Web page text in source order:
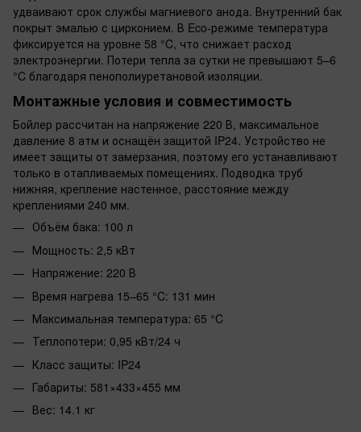
удваивают срок службы магниевого анода. Внутренний бак
покрыт эмалью с цирконием. В Eco-режиме температура
фиксируется на уровне 58 °C, что снижает расход
электроэнергии. Потери тепла за сутки не превышают 5–6
°C благодаря пенополиуретановой изоляции.
Монтажные условия и совместимость
Бойлер рассчитан на напряжение 220 В, максимальное
давление 8 атм и оснащён защитой IP24. Устройство не
имеет защиты от замерзания, поэтому его устанавливают
только в отапливаемых помещениях. Подводка труб
нижняя, крепление настенное, расстояние между
креплениями 240 мм.
Объём бака: 100 л
Мощность: 2,5 кВт
Напряжение: 220 В
Время нагрева 15–65 °C: 131 мин
Максимальная температура: 65 °C
Теплопотери: 0,95 кВт/24 ч
Класс защиты: IP24
Габариты: 581×433×455 мм
Вес: 14.1 кг